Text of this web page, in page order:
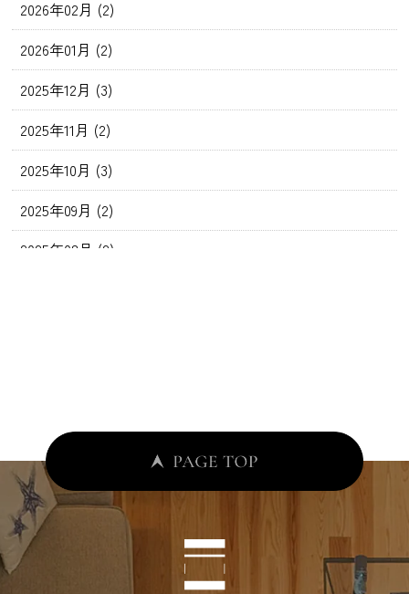
2026年02月 (2)
2026年01月 (2)
2025年12月 (3)
2025年11月 (2)
2025年10月 (3)
2025年09月 (2)
2025年08月 (2)
2025年03月 (4)
2025年02月 (3)
2025年01月 (3)